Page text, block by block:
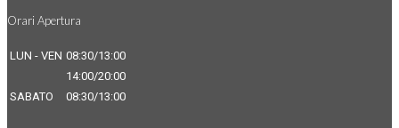
Orari Apertura
LUN - VEN 08:30/13:00
14:00/20:00
SABATO
08:30/13:00